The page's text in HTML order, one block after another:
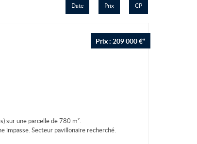
Date Prix CP
Prix : 209 000 €*
sur une parcelle de 780 m².
impasse. Secteur pavillonaire recherché.